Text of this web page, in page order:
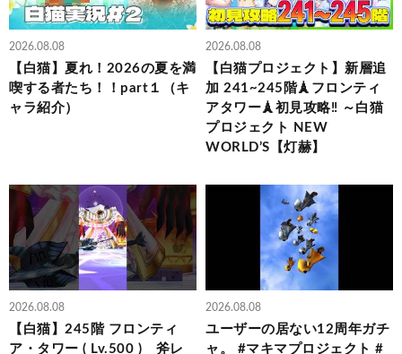
2026.08.08
【白猫】夏れ！2026の夏を満
喫する者たち！！part１（キ
ャラ紹介）
2026.08.08
【白猫プロジェクト】新層追
加 241~245階🗼フロンティ
アタワー🗼初見攻略‼ ～白猫
プロジェクト NEW
WORLD’S【灯赫】
2026.08.08
【白猫】245階 フロンティ
ア・タワー ( Lv.500 ) 斧レ
2026.08.08
ユーザーの居ない12周年ガチ
ャ。 #マキマプロジェクト #